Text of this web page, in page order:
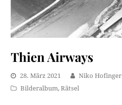
Thien Airways
28. März 2021
Niko Hofinger
Bilderalbum,Rätsel